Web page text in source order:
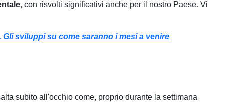
, con risvolti significativi anche per il nostro Paese. Vi
Gli sviluppi su come saranno i mesi a venire
subito all'occhio come, proprio durante la settimana